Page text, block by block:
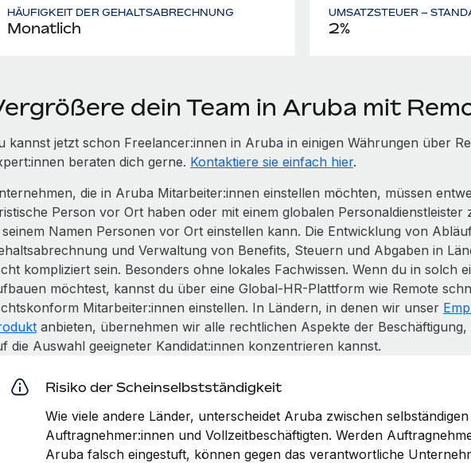
HÄUFIGKEIT DER GEHALTSABRECHNUNG
Monatlich
UMSATZSTEUER –
2%
dein Team in Aruba mit
kannst jetzt schon Freelancer:innen in Aruba in einigen Währungen über
beraten dich gerne. Kontaktiere sie einfach hier.
die in Aruba Mitarbeiter:innen einstellen möchten, müssen
Person vor Ort haben oder mit einem globalen Personaldienstleister
Namen Personen vor Ort einstellen kann. Die Entwicklung von
und Verwaltung von Benefits, Steuern und Abgaben in
kompliziert sein. Besonders ohne lokales Fachwissen. Wenn du in solch
möchtest, kannst du über eine Global-HR-Plattform wie Remote
Mitarbeiter:innen einstellen. In Ländern, in denen wir unser
anbieten, übernehmen wir alle rechtlichen Aspekte der Beschäftigung,
die Auswahl geeigneter Kandidat:innen konzentrieren kannst.
Risiko der Scheinselbstständigkeit
Wie viele andere Länder, unterscheidet Aruba zwischen selbständigen
Auftragnehmer:innen und Vollzeitbeschäftigten. Werden
Aruba falsch eingestuft, können gegen das verantwortliche